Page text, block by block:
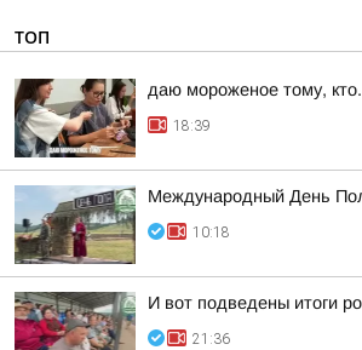
ТОП
даю мороженое тому,
18:39
Международный День
10:18
И вот подведены итоги
21:36